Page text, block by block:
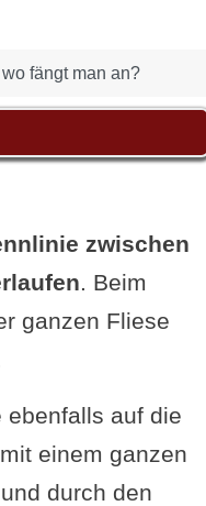
fängt man an?
zwischen
. Beim
ganzen Fliese
ebenfalls auf die
einem ganzen
durch den